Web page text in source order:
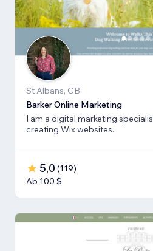
St Albans, GB
Barker Online Marketing
I am a digital marketing
creating Wix websites.
5,0 (119)
Ab 100 $